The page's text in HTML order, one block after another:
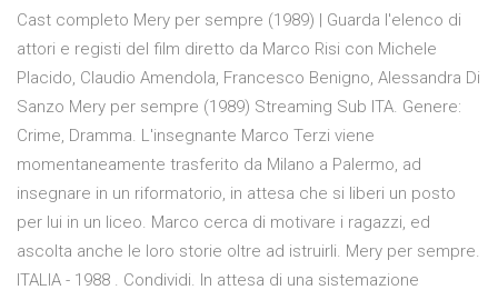
Cast completo Mery per sempre (1989) | Guarda l'elenco di
attori e registi del film diretto da Marco Risi con Michele
Placido, Claudio Amendola, Francesco Benigno, Alessandra Di
Sanzo Mery per sempre (1989) Streaming Sub ITA. Genere:
Crime, Dramma. L'insegnante Marco Terzi viene
momentaneamente trasferito da Milano a Palermo, ad
insegnare in un riformatorio, in attesa che si liberi un posto
per lui in un liceo. Marco cerca di motivare i ragazzi, ed
ascolta anche le loro storie oltre ad istruirli. Mery per sempre.
ITALIA - 1988 . Condividi. In attesa di una sistemazione